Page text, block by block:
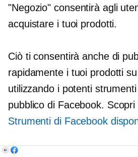
"Negozio" consentirà agli
acquistare i tuoi prodotti.
Ciò ti consentirà anche di
rapidamente i tuoi prodotti
utilizzando i potenti
pubblico di Facebook. Scopri
Strumenti di Facebook